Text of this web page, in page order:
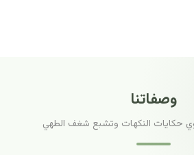
وصفاتنا
حكايات النكهات وتشبع شغف الطهي